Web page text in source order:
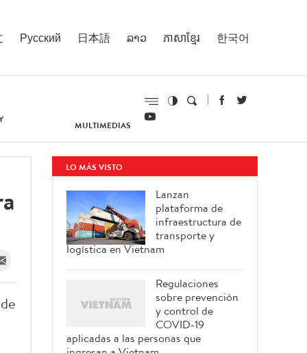
Русский 日本語 ລາວ ភាសាខ្មែរ 한국어
MULTIMEDIAS
LO MÁS VISTO
Lanzan
plataforma de
infraestructura de
transporte y
logística en Vietnam
Regulaciones
sobre prevención
y control de
COVID-19
aplicadas a las personas que